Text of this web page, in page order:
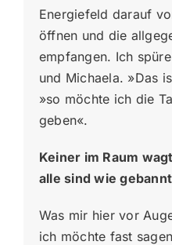
Energiefeld darauf
öffnen und die
empfangen. Ich
und Michaela. »Das
»so möchte ich die
geben«.
Keiner im Raum
alle sind wie gebannt
Was mir hier vor
ich möchte fast